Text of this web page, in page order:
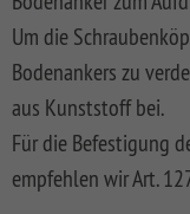
SYSTEM
PLUS
SYSTEM
RHOMBUS
SYSTEM
FLOW
SYSTEM
PLATINUM
XL
SYSTEM
WPC
VPI
Wood
Fences
SYSTEM
NEO
HOLZ
SQUADRA
Front
Garden
Fence
AROS
KIBU
Thermo-
Holz
RAJA
Hardwood
DREAMDECK
Lichtsystem
WPC
Floor
Planks
And
Swings
Public
Playgrounds
Softwood
Planters
pressure
impregnated
Materialkunde
Aufbauanleitungen
Händlersuche
Händlersuche
Um die
Bodenankers zu
aus Kunststoff bei.
Für die Befestigung
empfehlen wir Art.